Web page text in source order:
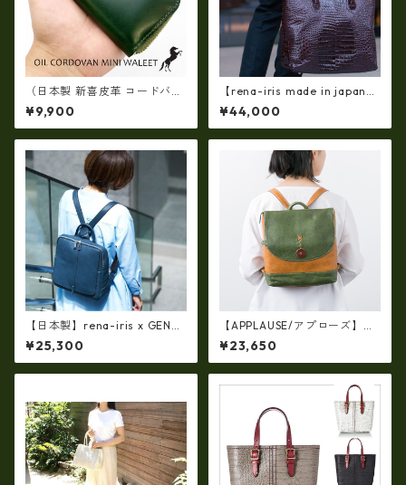
（日本製 新喜皮革 コードバ
ン）オイルコードバンラウン
ドファスナーミニ財布 tc-049
0
¥9,900
【rena-iris made in japan】
【日本製】牛革エナメルクロ
コ 軽量ラージサイズ・トート
バッグ ir-669
¥44,000
【日本製】rena-iris x GENO
VA（IMAIBAG）コラボ製品ラ
ンドセルデザイン・シュリン
クヌメ牛革・リュック（A4/si
¥25,300
【APPLAUSE/アプローズ】レ
ザー コンビフラップ リュック
（日本製）ap-5012
¥23,650